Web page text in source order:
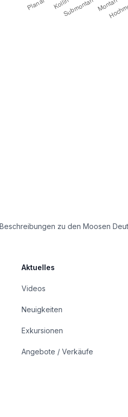
zu den Moosen
Aktuelles
Videos
Neuigkeiten
Exkursionen
Angebote / Verkäufe